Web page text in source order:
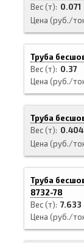
Вес (т)
0.071
Цена (руб./
Труба
Вес (т)
0.37
Цена (руб./
Труба
Вес (т)
0.404
Цена (руб./
Труба
8732-78
Вес (т) 7.633
Цена (руб./